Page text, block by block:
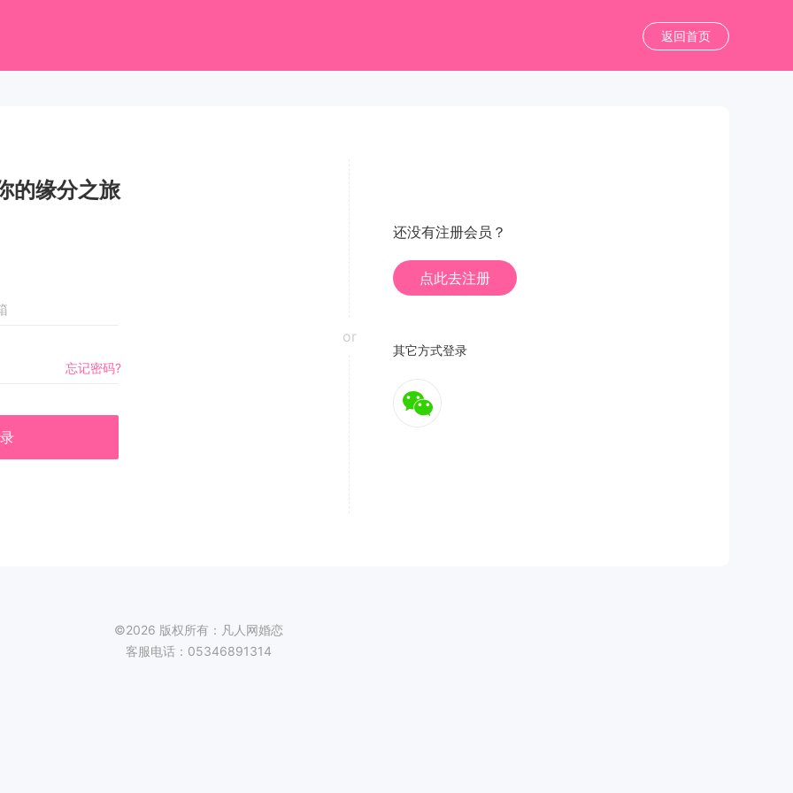
返回首页
的缘分之旅
忘记密码?
or
还没有注册会员？
点此去注册
其它方式登录
©2026 版权所有：凡人网婚恋
客服电话：05346891314